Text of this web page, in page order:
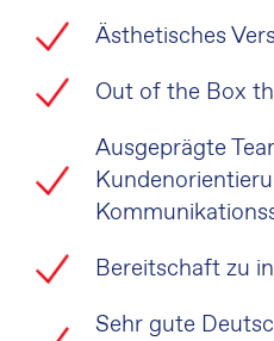
Ästhetisches
Out of the Box
Ausgeprägte
Bereitschaft zu
Sehr gute